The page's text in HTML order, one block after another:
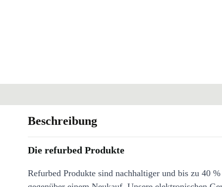
Beschreibung
Die refurbed Produkte
Refurbed Produkte sind nachhaltiger und bis zu 40